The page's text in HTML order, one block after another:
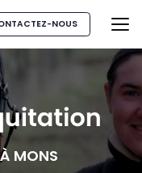
NOUS
MONS